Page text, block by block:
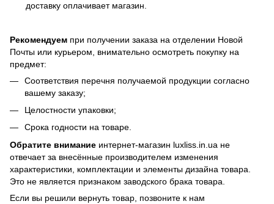
доставку оплачивает магазин.
Рекомендуем при получении заказа на отделении Новой
Почты или курьером, внимательно осмотреть покупку на
предмет:
Соответствия перечня получаемой продукции согласно
вашему заказу;
Целостности упаковки;
Срока годности на товаре.
Обратите внимание интернет-магазин luxliss.in.ua не
отвечает за внесённые производителем изменения
характеристики, комплектации и элементы дизайна товара.
Это не является признаком заводского брака товара.
Если вы решили вернуть товар, позвоните к нам